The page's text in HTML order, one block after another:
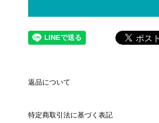
返品について
特定商取引法に基づく表記